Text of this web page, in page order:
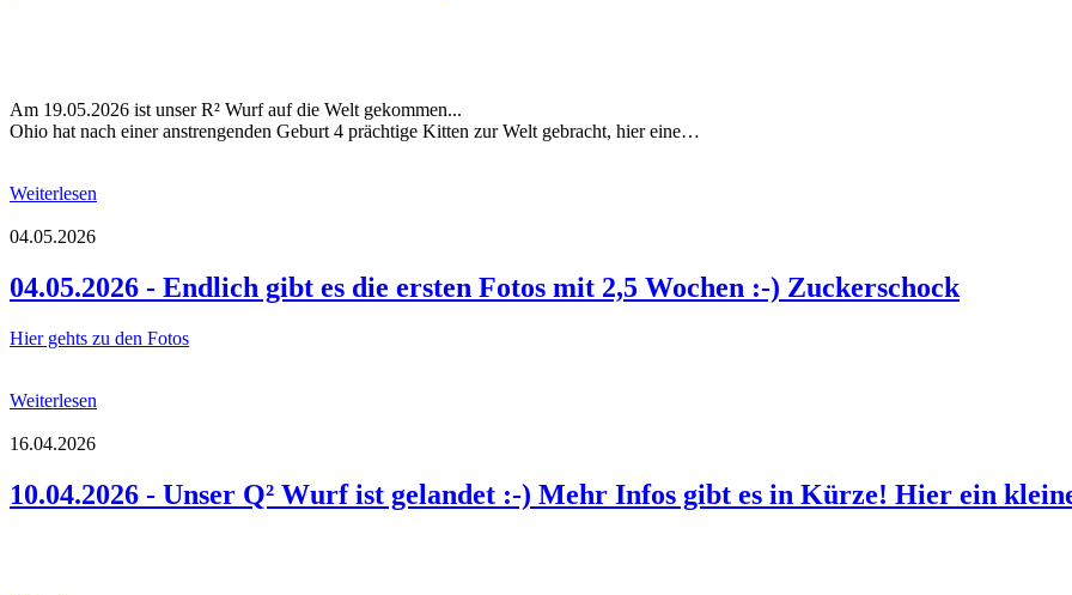
Am 19.05.2026 ist unser R² Wurf auf die Welt gekommen...
Ohio hat nach einer anstrengenden Geburt 4 prächtige Kitten zur Welt gebracht, hier eine…
Weiterlesen
04.05.2026
04.05.2026 - Endlich gibt es die ersten Fotos mit 2,5 Wochen :-) Zuckerschock
Hier gehts zu den Fotos
Weiterlesen
16.04.2026
10.04.2026 - Unser Q² Wurf ist gelandet :-) Mehr Infos gibt es in Kürze! Hier ein